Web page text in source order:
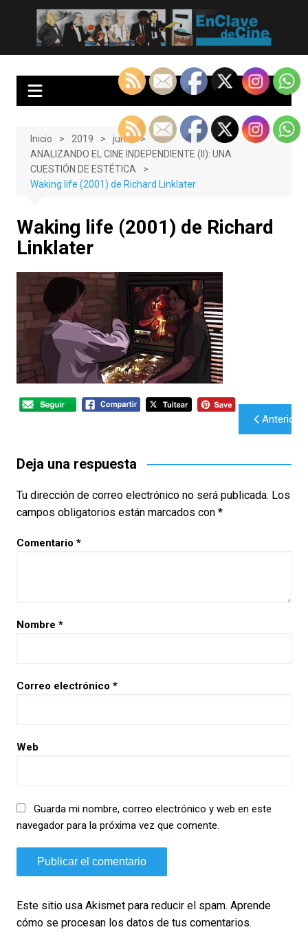
contenido
EnClave de Cine
Crítica cinematográfica y audiovisual. Punto de encuentro para los
Inicio 2019
junio
ANALIZANDO EL CINE INDEPENDIENTE (II): UNA
CUESTIÓN DE ESTÉTICA
Waking life (2001) de Richard Linklater
Waking life (2001) de Richard
Linklater
Navegación
entradas
Anterior
Deja una respuesta
Tu dirección de correo electrónico no será publicada. Los
campos obligatorios están marcados con *
Comentario *
Nombre *
Correo electrónico *
Web
Guarda mi nombre, correo electrónico y web en este
navegador para la próxima vez que comente.
Este sitio usa Akismet para reducir el spam. Aprende
cómo se procesan los datos de tus comentarios.